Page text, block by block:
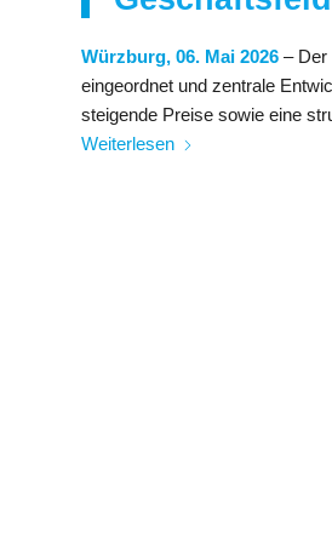
Würzburg, 06. Mai 2026 – Der
eingeordnet und zentrale
steigende Preise sowie eine
Weiterlesen